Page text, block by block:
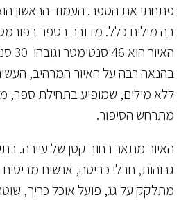
פתחתי את הספר. העמוד הראשון הוא
בה מילים כלל. מדובר בספר בפורמט
האיור הוא
בהנאה רבה על האיור המרהיב, העשיר
ללא מילים, שמופיע בתחילת ספר,
מתרחש הסיפור.
האיור מתאר רחוב קטן של עיירה. בתי
גבוהות, חבלי כביסה, אנשים מביטים
מתלקק על גג, פועל אוכל כריך,